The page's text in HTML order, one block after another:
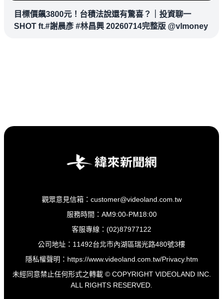
目標價飆3800元！台積法說還有驚喜？｜投資聊一
SHOT ft.#謝晨彥 #林昌興 20260714完整版 @vlmoney
觀眾意見信箱：customer@videoland.com.tw
服務時間：AM9:00-PM18:00
客服專線：(02)87977122
公司地址：11492台北市內湖區瑞光路480號3樓
隱私權聲明： https://www.videoland.com.tw/Privacy.htm
未經同意禁止任何形式之轉載 © COPYRIGHT VIDEOLAND INC.
ALL RIGHTS RESERVED.